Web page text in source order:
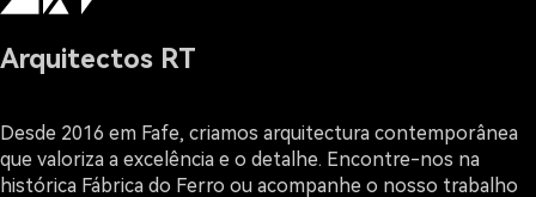
Arquitectos RT
Desde 2016 em Fafe, criamos arquitectura contemporânea
que valoriza a excelência e o detalhe. Encontre-nos na
histórica Fábrica do Ferro ou acompanhe o nosso trabalho